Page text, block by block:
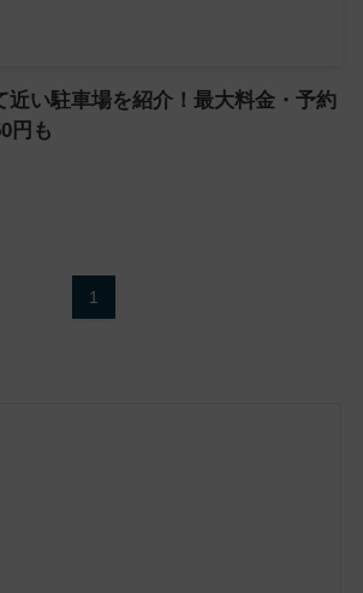
近い駐車場を紹介！最大料金・予約
円も
1